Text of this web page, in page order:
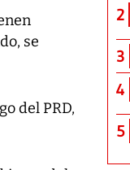
se
del PRD,
2
3
4
5